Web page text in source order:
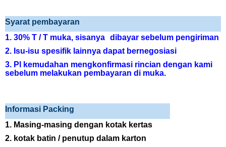
Syarat pembayaran
1. 30% T / T muka, sisanya dibayar sebelum pengiriman
2. Isu-isu spesifik lainnya dapat bernegosiasi
3. Pl
kemudahan mengkonfirmasi rincian dengan kami
sebelum melakukan pembayaran di muka.
Informasi Packing
1. Masing-masing dengan kotak kertas
2. kotak batin / penutup dalam karton